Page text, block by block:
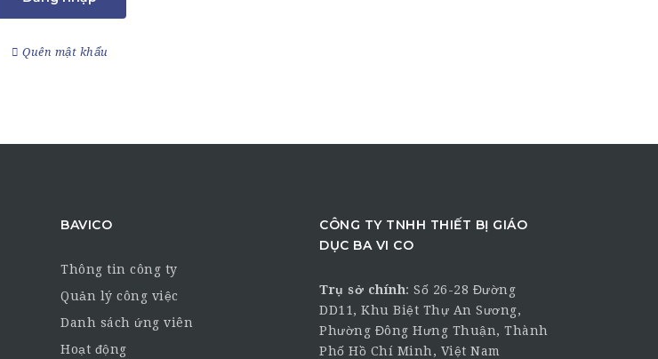
Quên mật khẩu
BAVICO
Thông tin công ty
Quản lý công việc
Danh sách ứng viên
Hoạt động
CÔNG TY TNHH THIẾT BỊ GIÁO
DỤC BA VI CO
Trụ sở chính: Số 26-28 Đường
DD11, Khu Biệt Thự An Sương,
Phường Đông Hưng Thuận, Thành
Phố Hồ Chí Minh, Việt Nam